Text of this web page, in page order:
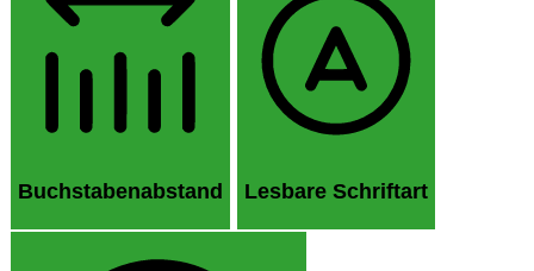
Buchstabenabstand Lesbare Schriftart